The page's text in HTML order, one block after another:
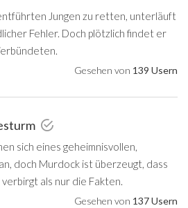
Jungen zu retten, unterläuft
Fehler. Doch plötzlich findet er
Gesehen von 139 Usern
sich eines geheimnisvollen,
doch Murdock ist überzeugt, dass
als nur die Fakten.
Gesehen von 137 Usern